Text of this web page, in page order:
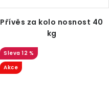
Přívěs za kolo nosnost 40
kg
12 %
Akce